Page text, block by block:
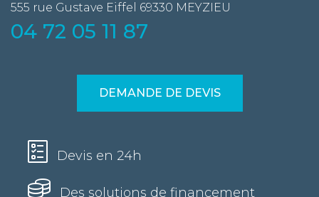
555 rue Gustave Eiffel 69330 MEYZIEU
04 72 05 11 87
DEMANDE DE DEVIS
Devis en 24h
Des solutions de financement